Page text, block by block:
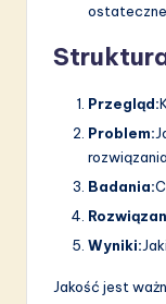
Przegląd:
Problem:
Badania:
Wyniki:
Jakość jest